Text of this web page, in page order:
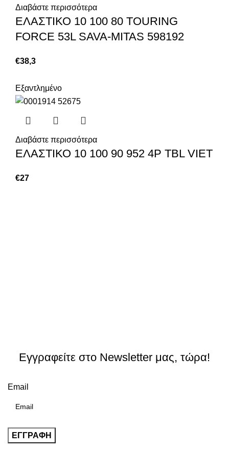
Διαβάστε περισσότερα
ΕΛΑΣΤΙΚΟ 10 100 80 TOURING
FORCE 53L SAVA-MITAS 598192
€38,3
Εξαντλημένο
Διαβάστε περισσότερα
ΕΛΑΣΤΙΚΟ 10 100 90 952 4P TBL VIET
€27
Εγγραφείτε στο Newsletter μας, τώρα!
Email